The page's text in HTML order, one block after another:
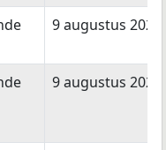
9 augustus 2022
9 augustus 2022